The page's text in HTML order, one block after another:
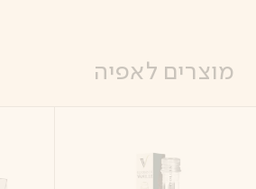
לתוכן
לתפריט
לרשימת
להודעות
מוצרים לאפיה